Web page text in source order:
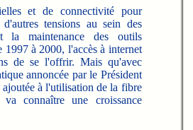
et de connectivité pour
tensions au sein des
la maintenance des outils
à 2000, l'accès à internet
de se l'offrir. Mais qu'avec
annoncée par le Président
à l'utilisation de la fibre
connaître une croissance